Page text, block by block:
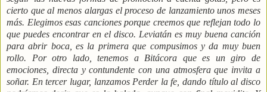
cierto que al menos alargas el proceso de lanzamiento unos meses
más. Elegimos esas canciones porque creemos que reflejan todo lo
que puedes encontrar en el disco. Leviatán es muy buena canción
para abrir boca, es la primera que compusimos y da muy buen
rollo. Por otro lado, tenemos a Bitácora que es un giro de
emociones, directa y contundente con una atmosfera que invita a
soñar. En tercer lugar, lanzamos Perder la fe, dando título al disco